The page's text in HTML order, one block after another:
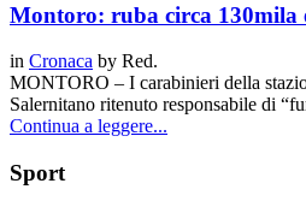
Montoro: ruba circa 130mila
in Cronaca by Red.
MONTORO – I carabinieri della
Salernitano ritenuto responsabile di
Continua a leggere...
Sport